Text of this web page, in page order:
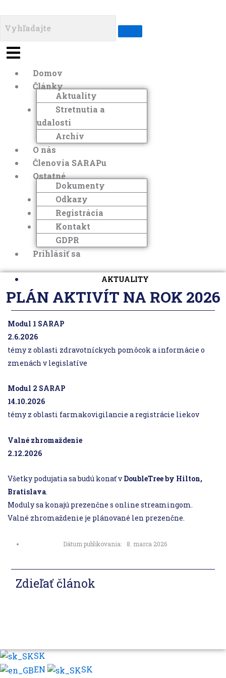
Domov
Články
Aktuality
Stretnutia a
udalosti
Archív
O nás
Členovia SARAPu
Ostatné
Dokumenty
Odkazy
Registrácia
Kontakt
GDPR
Prihlásiť sa
AKTUALITY
PLÁN AKTIVÍT NA ROK 2026
Modul 1 SARAP
2.6.2026
témy z oblasti zdravotníckych pomôcok a informácie o
zmenách v legislatíve
Modul 2 SARAP
14.10.2026
témy z oblasti farmakovigilancie a registrácie liekov
Valné zhromaždenie
2.12.2026
Všetky podujatia sa budú konať v DoubleTree by Hilton,
Bratislava.
Moduly sa konajú prezenčne s online streamingom.
Valné zhromaždenie je plánované len prezenčne.
Dátum publikovania: 8. marca 2026
Zdieľať článok
SK
EN
SK